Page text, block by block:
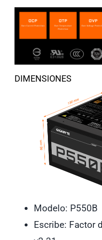
DIMENSIONES
Modelo: P550B
Escribe: Factor